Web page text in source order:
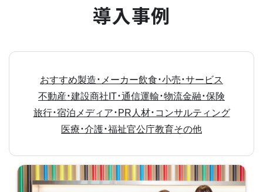
導入事例
おすすめ製造・メーカー飲食・小売・サービス
不動産・建設商社IT・通信運輸・物流金融・保険
旅行・宿泊 メディア・PR人材・コンサルティング
医療・介護・福祉官公庁教育その他